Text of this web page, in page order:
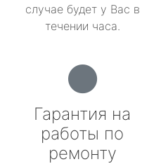
случае будет у Вас в
течении часа.
Гарантия на
работы по
ремонту